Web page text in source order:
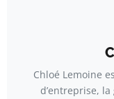
Chloé Lemoine
d’entreprise,